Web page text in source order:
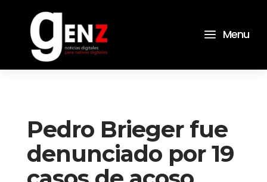
a Menu
Pedro Brieger fue
denunciado por 19